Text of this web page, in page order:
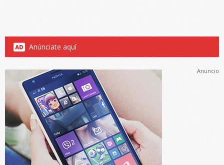
Anúnciate aquí
Anuncio